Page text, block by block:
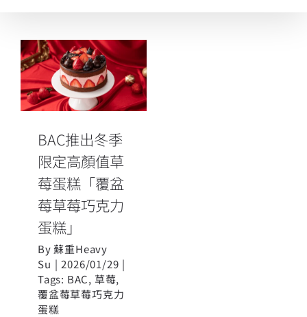
BAC推出冬季
限定高顏值草
莓蛋糕「覆盆
莓草莓巧克力
蛋糕」
BAC推出冬季
限定高顏值草
莓蛋糕「覆盆
莓草莓巧克力
蛋糕」
By蘇重Heavy
Su | 2026/01/29 |
Tags: BAC, 草莓,
覆盆莓草莓巧克力
蛋糕